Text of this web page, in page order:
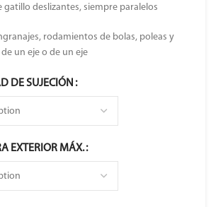
gatillo deslizantes, siempre paralelos
rodamientos de bolas, poleas y
un eje o de un eje
DE SUJECIÓN
EXTERIOR MÁX.